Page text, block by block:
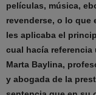
películas, música,
revenderse, o lo que
les aplicaba el
cual hacía referencia
Marta Baylina,
y abogada de la